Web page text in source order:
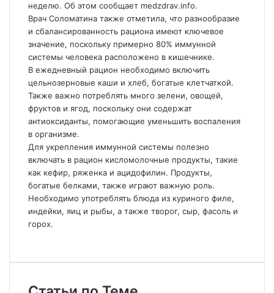
неделю. Об этом сообщает medzdrav.info.
Врач Соломатина также отметила, что разнообразие
и сбалансированность рациона имеют ключевое
значение, поскольку примерно 80% иммунной
системы человека расположено в кишечнике.
В ежедневный рацион необходимо включить
цельнозерновые каши и хлеб, богатые клетчаткой.
Также важно потреблять много зелени, овощей,
фруктов и ягод, поскольку они содержат
антиоксиданты, помогающие уменьшить воспаления
в организме.
Для укрепления иммунной системы полезно
включать в рацион кисломолочные продукты, такие
как кефир, ряженка и ацидофилин. Продукты,
богатые белками, также играют важную роль.
Необходимо употреблять блюда из куриного филе,
индейки, яиц и рыбы, а также творог, сыр, фасоль и
горох.